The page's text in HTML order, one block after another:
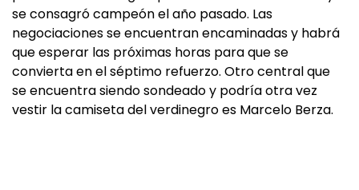
se consagró campeón el año pasado. Las
negociaciones se encuentran encaminadas y habrá
que esperar las próximas horas para que se
convierta en el séptimo refuerzo. Otro central que
se encuentra siendo sondeado y podría otra vez
vestir la camiseta del verdinegro es Marcelo Berza.